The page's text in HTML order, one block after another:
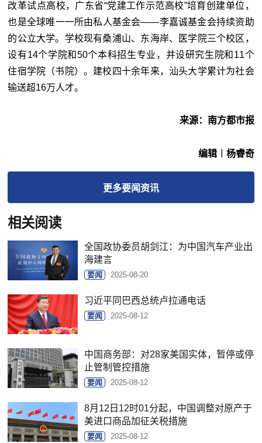
改革试点高校，广东省“党建工作示范高校”培育创建单位，
也是全球唯一一所由私人基金会——李嘉诚基金会持续资助
的公立大学。学校现有桑浦山、东海岸、医学院三个校区，
设有14个学院和50个本科招生专业，并设研究生院和11个
住宿学院（书院）。建校四十余年来，汕头大学累计为社会
输送超16万人才。
来源：南方都市报
编辑︱杨睿奇
更多要闻资讯
相关阅读
全国政协委员胡剑江：为中国汽车产业出
海建言
要闻 2025-08-20
习近平同巴西总统卢拉通电话
要闻 2025-08-12
中国商务部：对28家美国实体，暂停或停
止管制管控措施
要闻 2025-08-12
8月12日12时01分起，中国调整对原产于
美进口商品加征关税措施
要闻 2025-08-12